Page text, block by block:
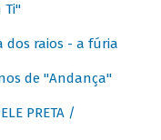
Ti"
dos raios - a fúria
de "Andança"
PRETA /